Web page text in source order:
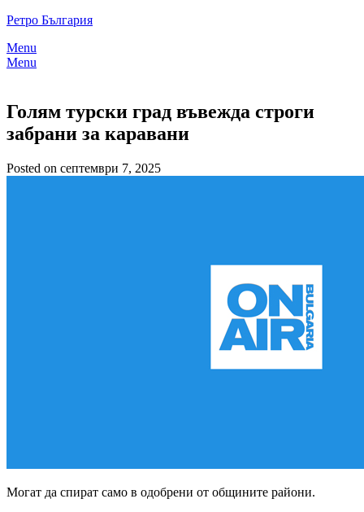
Skip
content
Ретро България
Menu
Menu
Голям турски град въвежда строги
забрани за каравани
Posted on септември 7, 2025
Могат да спират само в одобрени от общините райони.